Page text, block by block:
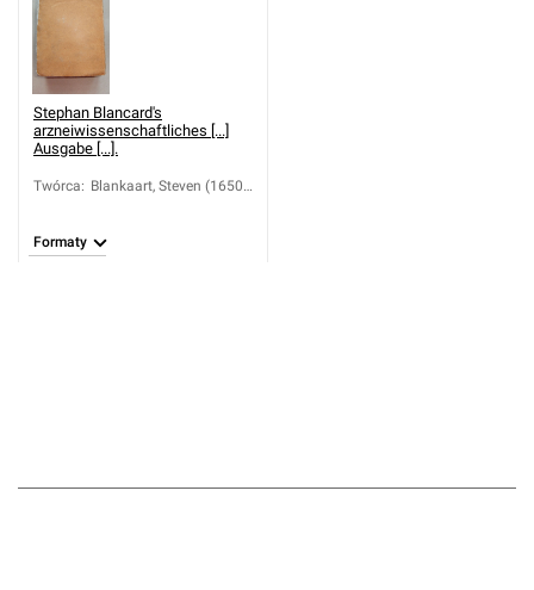
Stephan Blancard's
arzneiwissenschaftliches [...]
Ausgabe [...].
Twórca: Blankaart, Steven (1650-
Formaty